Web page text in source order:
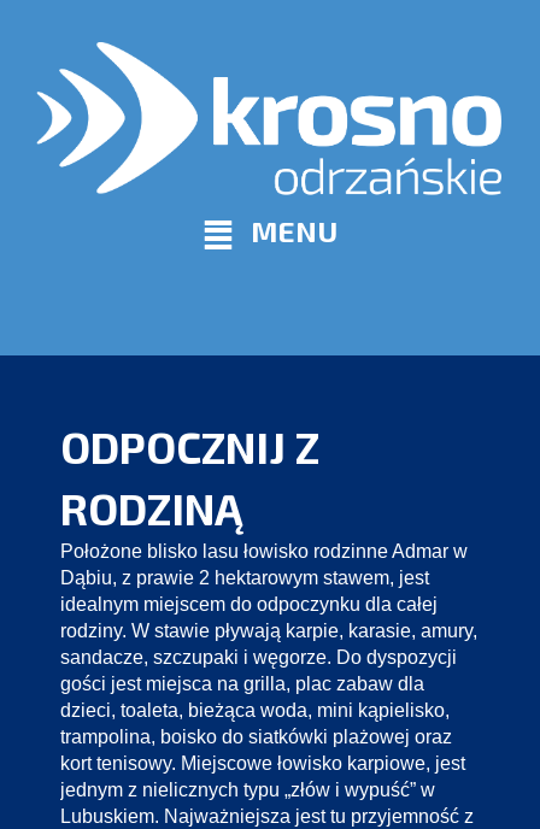
MENU
ODPOCZNIJ Z
RODZINĄ
Położone blisko lasu łowisko rodzinne Admar w
Dąbiu, z prawie 2 hektarowym stawem, jest
idealnym miejscem do odpoczynku dla całej
rodziny. W stawie pływają karpie, karasie, amury,
sandacze, szczupaki i węgorze. Do dyspozycji
gości jest miejsca na grilla, plac zabaw dla
dzieci, toaleta, bieżąca woda, mini kąpielisko,
trampolina, boisko do siatkówki plażowej oraz
kort tenisowy. Miejscowe łowisko karpiowe, jest
jednym z nielicznych typu „złów i wypuść” w
Lubuskiem. Najważniejsza jest tu przyjemność z